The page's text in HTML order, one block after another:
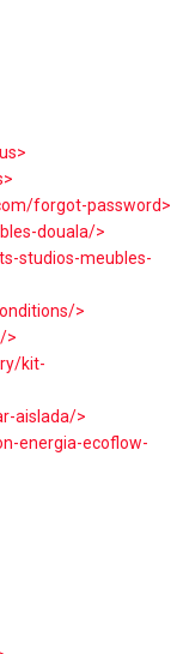
forgot-password>
douala/>
studios-meubles-
>
>
kit-
aislada/>
energia-ecoflow-